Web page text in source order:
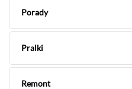
Porady
Pralki
Remont